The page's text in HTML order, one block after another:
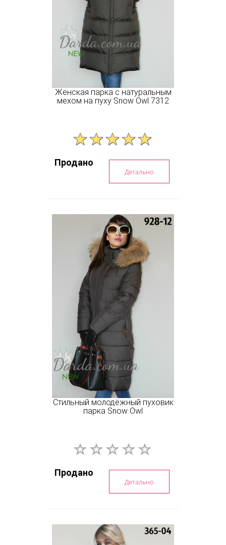
Женская парка с натуральным
мехом на пуху Snow Owl 7312
Продано
Детально
Стильный молодёжный пуховик
парка Snow Owl
Продано
Детально